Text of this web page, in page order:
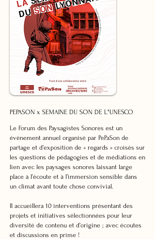
PEPASON x SEMAINE DU SON DE L"UNESCO
Le Forum des Paysagistes Sonores est un
évènement annuel organisé par PePaSon de
partage et d’exposition de « regards » croisés sur
les questions de pédagogies et de médiations en
lien avec les paysages sonores laissant large
place à l’écoute et à l’immersion sensible dans
un climat avant toute chose convivial.
Il accueillera 10 interventions présentant des
projets et initiatives sélectionnées pour leur
diversité de contenu et d’origine ; avec écoutes
et discussions en prime !